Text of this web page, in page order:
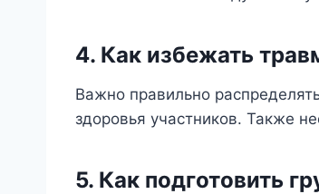
4. Как избежать
Важно правильно
здоровья участников. Также
5. Как подготовить